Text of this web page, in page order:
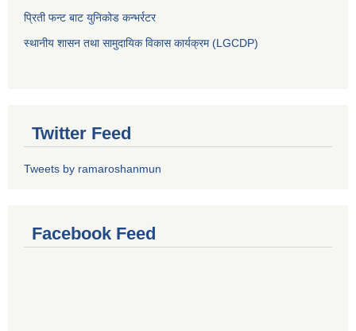
प्रिती फन्ट बाट युनिकोड कन्भर्रटर
स्थानीय शासन तथा सामुदायिक विकास कार्यक्रम (LGCDP)
Twitter Feed
Tweets by ramaroshanmun
Facebook Feed